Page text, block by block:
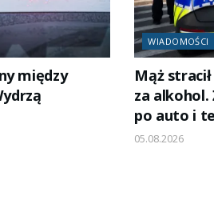
między
WIADOMOŚCI
Mąż
za alkohol.
po auto i
05.08.2026